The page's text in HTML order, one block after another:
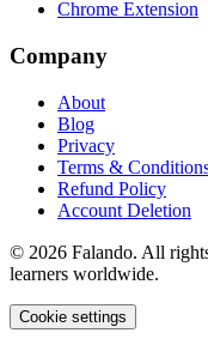
Chrome Extension
Company
About
Blog
Privacy
Terms &
Refund Policy
Account Deletion
© 2026 Falando. All
learners worldwide.
Cookie settings